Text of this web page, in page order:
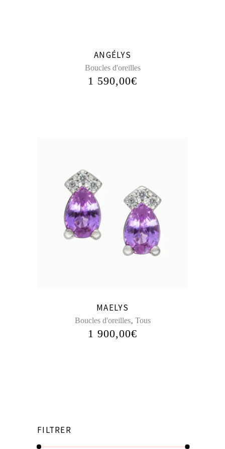
ANGÉLYS
Boucles d'oreilles
1 590,00€
MAELYS
Boucles d'oreilles, Tous
1 900,00€
FILTRER